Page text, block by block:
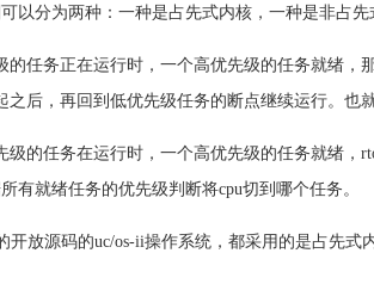
以分为两种：一种是占先式内核，一种是非占先
的任务正在运行时，一个高优先级的任务就绪
后，再回到低优先级任务的断点继续运行。也
级的任务在运行时，一个高优先级的任务就绪，
有就绪任务的优先级判断将cpu切到哪个任务。
开放源码的uc/os-ii操作系统，都采用的是占先式